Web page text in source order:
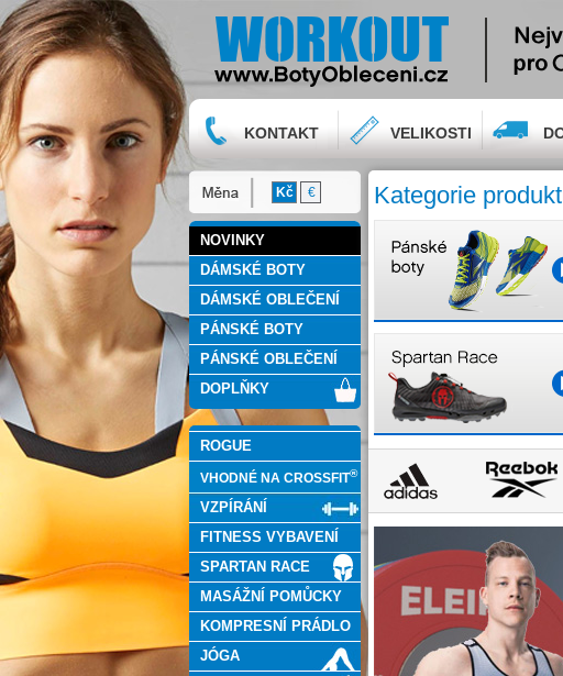
KONTAKT VELIKOSTI
Kč €
NOVINKY
DÁMSKÉ BOTY
DÁMSKÉ OBLEČENÍ
PÁNSKÉ BOTY
PÁNSKÉ OBLEČENÍ
DOPLŇKY
ROGUE
VHODNÉ NA CROSSFIT®
VZPÍRÁNÍ
FITNESS VYBAVENÍ
SPARTAN RACE
MASÁŽNÍ POMŮCKY
KOMPRESNÍ PRÁDLO
JÓGA
Kategorie